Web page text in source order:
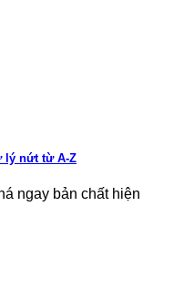
lý nứt từ A-Z
ngay bản chất hiện